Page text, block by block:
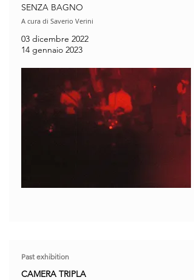
SENZA BAGNO
A cura di Saverio Verini
03 dicembre 2022
14 gennaio 2023
Past exhibition
CAMERA TRIPLA